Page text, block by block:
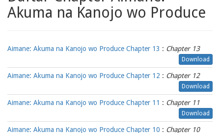
Akuma na Kanojo wo Produce
Aimane: Akuma na Kanojo wo Produce Chapter 13 : Chapter 13
Download
Aimane: Akuma na Kanojo wo Produce Chapter 12 : Chapter 12
Download
Aimane: Akuma na Kanojo wo Produce Chapter 11 : Chapter 11
Download
Aimane: Akuma na Kanojo wo Produce Chapter 10 : Chapter 10